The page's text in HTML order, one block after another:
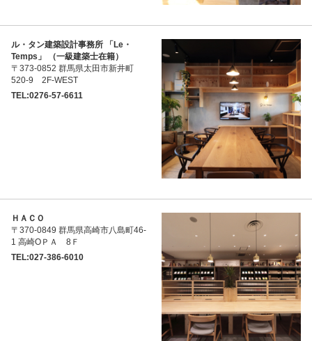
ル・タン建築設計事務所 「Le・
Temps」 （一級建築士在籍）
〒373-0852 群馬県太田市新井町
520-9 2F-WEST
TEL:0276-57-6611
ＨＡＣＯ
〒370-0849 群馬県高崎市八島町46-
1 高崎ОＰＡ 8Ｆ
TEL:027-386-6010